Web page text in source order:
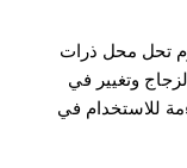
تحل محل ذرات
وتغيير في
للاستخدام في